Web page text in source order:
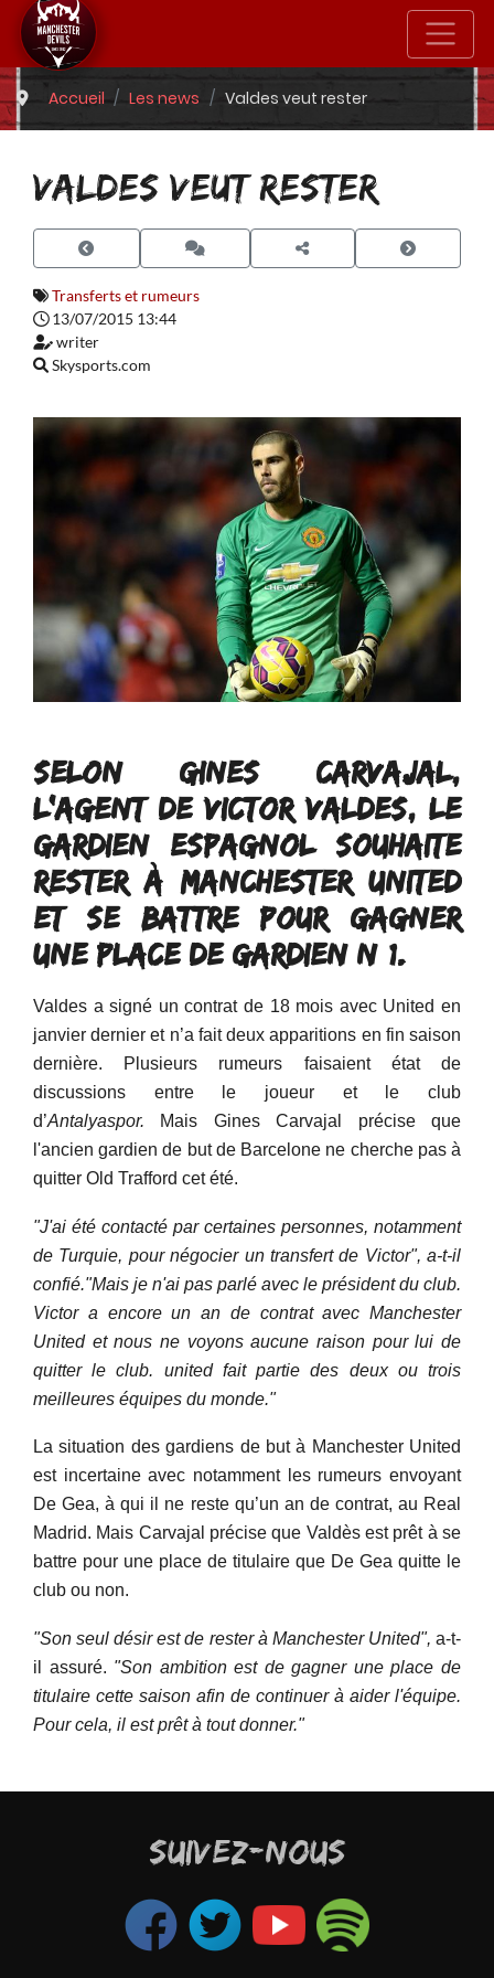
Accueil Les news Valdes veut rester
VALDES VEUT RESTER
Transferts et rumeurs
13/07/2015 13:44
writer
Skysports.com
SELON GINES CARVAJAL,
L’AGENT DE VICTOR VALDES, LE
GARDIEN ESPAGNOL SOUHAITE
RESTER À MANCHESTER UNITED
ET SE BATTRE POUR GAGNER
UNE PLACE DE GARDIEN N°1.
Valdes a signé un contrat de 18 mois avec United en
janvier dernier et n’a fait deux apparitions en fin saison
dernière. Plusieurs rumeurs faisaient état de
discussions entre le joueur et le club
d’Antalyaspor. Mais Gines Carvajal précise que
l'ancien gardien de but de Barcelone ne cherche pas à
quitter Old Trafford cet été.
"J'ai été contacté par certaines personnes, notamment
de Turquie, pour négocier un transfert de Victor", a-t-il
confié."Mais je n'ai pas parlé avec le président du club.
Victor a encore un an de contrat avec Manchester
United et nous ne voyons aucune raison pour lui de
quitter le club. united fait partie des deux ou trois
meilleures équipes du monde."
La situation des gardiens de but à Manchester United
est incertaine avec notamment les rumeurs envoyant
De Gea, à qui il ne reste qu’un an de contrat, au Real
Madrid. Mais Carvajal précise que Valdès est prêt à se
battre pour une place de titulaire que De Gea quitte le
club ou non.
"Son seul désir est de rester à Manchester United", a-t-
il assuré. "Son ambition est de gagner une place de
titulaire cette saison afin de continuer à aider l'équipe.
Pour cela, il est prêt à tout donner."
SUIVEZ-NOUS